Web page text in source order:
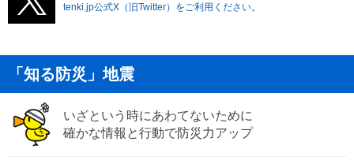
tenki.jp公式X（旧Twitter）をご利用ください。
「知る防災」地震
いざという時にあわてないために
確かな情報と行動で防災力アップ